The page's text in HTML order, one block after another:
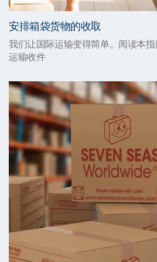
安排箱袋货物的收取
我们让国际运输变得简单。阅读本
运输收件